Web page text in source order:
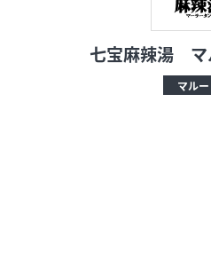
プロフィ
七宝麻辣湯 マ
マル